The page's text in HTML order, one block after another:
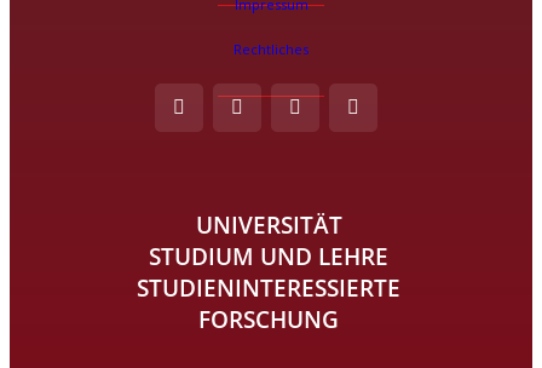
Impressum
Rechtliches
UNIVERSITÄT
STUDIUM UND LEHRE
STUDIENINTERESSIERTE
FORSCHUNG